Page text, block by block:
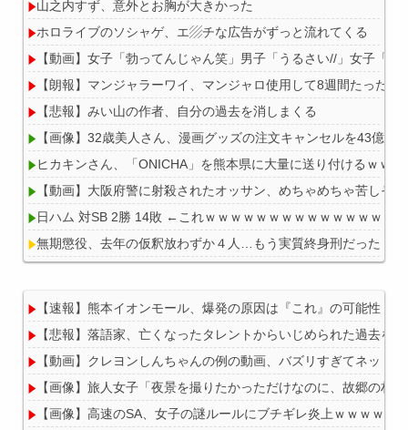
山之内すず、意外とお胸が大きかった
ホロライブのソシャゲ、エ▨チな広告がずっと流れてくる
【動画】女子「勃ってんじゃん笑」男子「うるさい//」女子「
【朗報】マンジャラーワイ、マンジャロ使用して8週間たった結
【悲報】みい山の作者、自分の過去を消しまくる
【画像】32歳美人さん、漫画グッズの注文キャンセルを43億円
ヒカキンさん、「ONICHA」を熊本県に大量に送り付けるｗｗｗ
【動画】大阪府警に射殺されたオッサン、めちゃめちゃ苦しそ
日ハム 対SB 2勝 14敗 ←これｗｗｗｗｗｗｗｗｗｗｗｗｗｗｗ
無期懲役、去年の仮釈放わずか４人…もう実質終身刑だった
Powered by livedoor 相互RSS
【速報】熊本イオンモール、爆発の原因は『これ』の可能性
【悲報】落語家、亡くなったタレントからいじめられた過去を
【動画】クレヨンしんちゃんの例の動画、バズリすぎてネット
【画像】旅人女子「夜景を撮りたかっただけなのに、故郷の村
【画像】高速のSA、女子の謎ルールにブチギレ炎上ｗｗｗｗｗ